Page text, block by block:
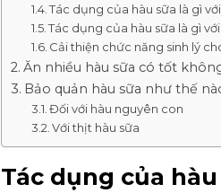
Tác dụng của hàu sữa là gì
Tác dụng của hàu sữa là gì
Cải thiện chức năng sinh lý
Ăn nhiều hàu sữa có tốt
Bảo quản hàu sữa như thế
Đối với hàu nguyên con
Với thịt hàu sữa
Tác dụng của